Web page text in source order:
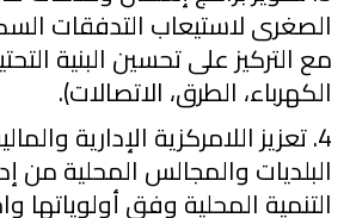
الصغرى لاستيعاب التدفقات
مع التركيز على تحسين البنية
الكهرباء، الطرق، الاتصالات).
4
.تعزيز اللامركزية الإدارية
البلديات والمجالس المحلية من
التنمية المحلية وفق أولوياتها